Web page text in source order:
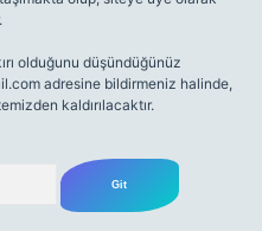
olduğunu düşündüğünüz
adresine bildirmeniz halinde,
kaldırılacaktır.